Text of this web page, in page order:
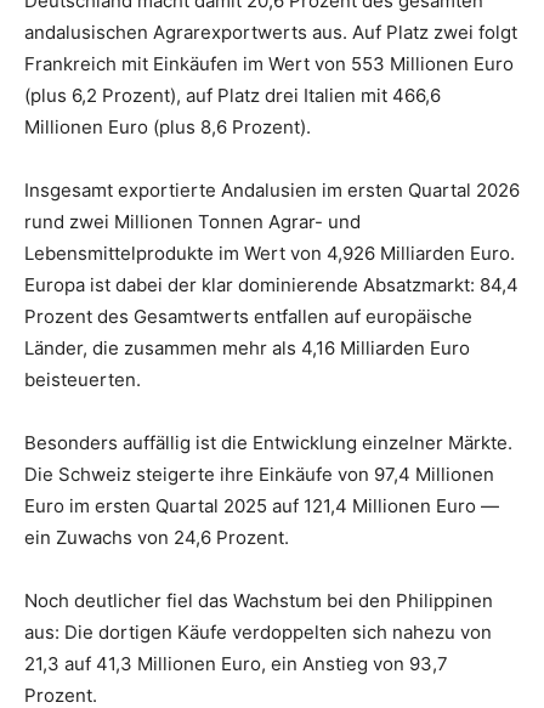
andalusischen Agrarexportwerts aus. Auf Platz zwei folgt
Frankreich mit Einkäufen im Wert von 553 Millionen Euro
(plus 6,2 Prozent), auf Platz drei Italien mit 466,6
Millionen Euro (plus 8,6 Prozent).
Insgesamt exportierte Andalusien im ersten Quartal 2026
rund zwei Millionen Tonnen Agrar- und
Lebensmittelprodukte im Wert von 4,926 Milliarden Euro.
Europa ist dabei der klar dominierende Absatzmarkt: 84,4
Prozent des Gesamtwerts entfallen auf europäische
Länder, die zusammen mehr als 4,16 Milliarden Euro
beisteuerten.
Besonders auffällig ist die Entwicklung einzelner Märkte.
Die Schweiz steigerte ihre Einkäufe von 97,4 Millionen
Euro im ersten Quartal 2025 auf 121,4 Millionen Euro —
ein Zuwachs von 24,6 Prozent.
Noch deutlicher fiel das Wachstum bei den Philippinen
aus: Die dortigen Käufe verdoppelten sich nahezu von
21,3 auf 41,3 Millionen Euro, ein Anstieg von 93,7
Prozent.